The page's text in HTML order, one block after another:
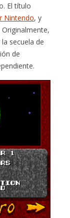
El título
Nintendo, y
secuela de
de